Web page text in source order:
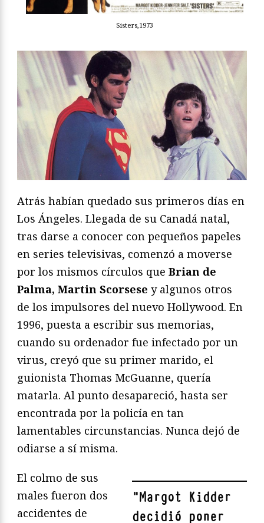
Sisters,1973
Atrás habían quedado sus primeros días en
Los Ángeles. Llegada de su Canadá natal,
tras darse a conocer con pequeños papeles
en series televisivas, comenzó a moverse
por los mismos círculos que Brian de
Palma, Martin Scorsese y algunos otros
de los impulsores del nuevo Hollywood. En
1996, puesta a escribir sus memorias,
cuando su ordenador fue infectado por un
virus, creyó que su primer marido, el
guionista Thomas McGuanne, quería
matarla. Al punto desapareció, hasta ser
encontrada por la policía en tan
lamentables circunstancias. Nunca dejó de
odiarse a sí misma.
"Margot Kidder
decidió poner
El colmo de sus
males fueron dos
accidentes de